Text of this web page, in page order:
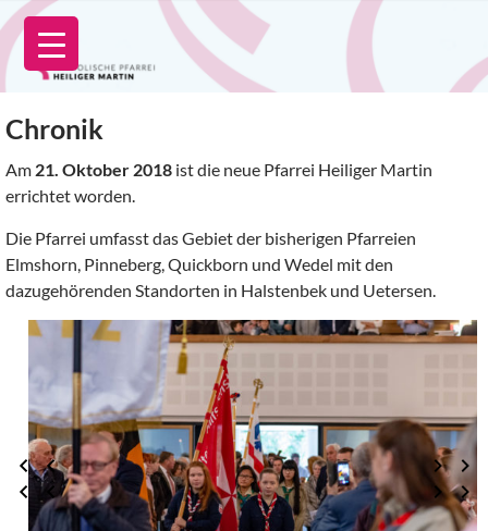
Zum
Inhalt
springen
Chronik
Am 21. Oktober 2018 ist die neue Pfarrei Heiliger Martin
errichtet worden.
Die Pfarrei umfasst das Gebiet der bisherigen Pfarreien
Elmshorn, Pinneberg, Quickborn und Wedel mit den
dazugehörenden Standorten in Halstenbek und Uetersen.